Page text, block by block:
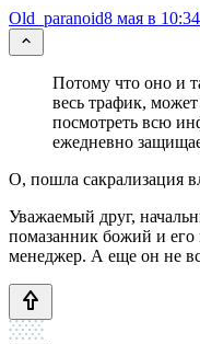
Old_paranoid8 мая в 10:34
Потому что оно и
весь трафик,
посмотреть всю
ежедневно
О, пошла сакрализация
Уважаемый друг,
помазанник божий и его
менеджер. А еще он не